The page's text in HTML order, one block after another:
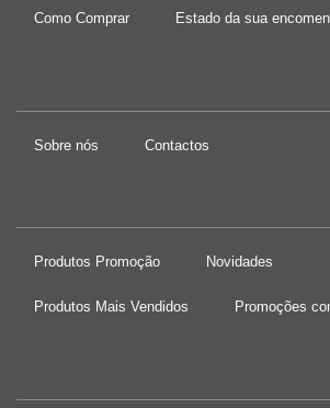
Como Comprar Estado da sua
Sobre nós Contactos
Produtos Promoção Novidades
Produtos Mais Vendidos Promoções